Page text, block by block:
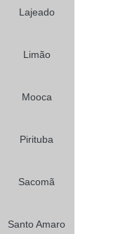
Lajeado
Limão
Mooca
Pirituba
Sacomã
Santo Amaro